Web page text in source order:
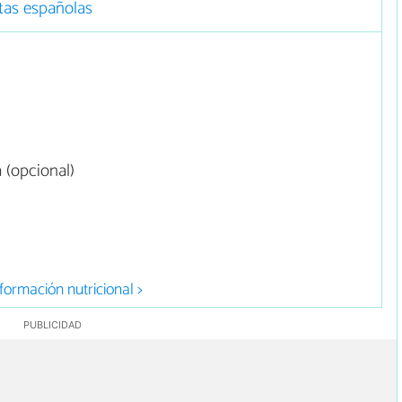
españolas
nutricional >